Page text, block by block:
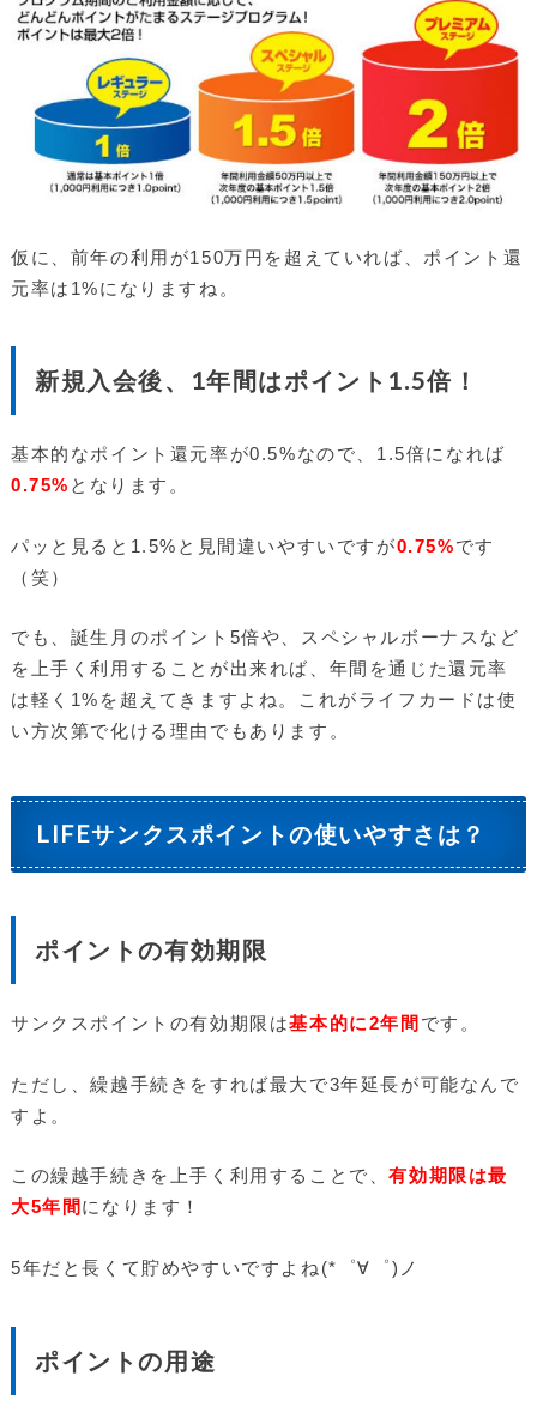
仮に、前年の利用が150万円を超えていれば、ポイント還
元率は1%になりますね。
新規入会後、1年間はポイント1.5倍！
基本的なポイント還元率が0.5%なので、1.5倍になれば
0.75% となります。
パッと見ると1.5%と見間違いやすいですが0.75%です
（笑）
でも、誕生月のポイント5倍や、スペシャルボーナスなど
を上手く利用することが出来れば、年間を通じた還元率
は軽く1%を超えてきますよね。これがライフカードは使
い方次第で化ける理由でもあります。
LIFEサンクスポイントの使いやすさは？
ポイントの有効期限
サンクスポイントの有効期限は基本的に2年間 です。
ただし、繰越手続きをすれば最大で3年延長が可能なんで
すよ。
この繰越手続きを上手く利用することで、有効期限は最
大5年間 になります！
5年だと長くて貯めやすいですよね(*゜∀゜)ノ
ポイントの用途